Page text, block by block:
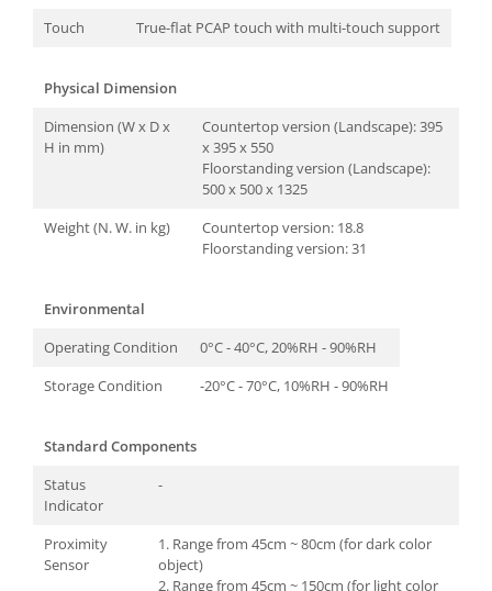
Touch
True-flat PCAP touch with multi-touch support
Physical Dimension
Dimension (W x D x
H in mm)
Countertop version (Landscape): 395
x 395 x 550
Floorstanding version (Landscape):
500 x 500 x 1325
Weight (N. W. in kg)
Countertop version: 18.8
Floorstanding version: 31
Environmental
Operating Condition
0°C - 40°C, 20%RH - 90%RH
Storage Condition
-20°C - 70°C, 10%RH - 90%RH
Standard Components
Status
Indicator
-
Proximity
Sensor
1. Range from 45cm ~ 80cm (for dark color
object)
2. Range from 45cm ~ 150cm (for light color